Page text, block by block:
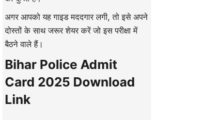
अगर आपको यह गाइड मददगार लगी, तो इसे अपने
दोस्तों के साथ जरूर शेयर करें जो इस परीक्षा में
बैठने वाले हैं।
Bihar Police Admit
Card 2025 Download
Link